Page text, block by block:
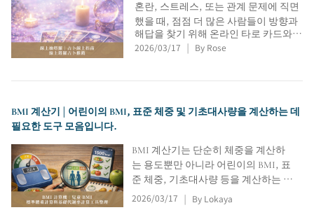
고, 각 도구의 특징과 적합 대상을 분석
하여 직장, 인간관계, 인생의 중요한 결
정을 내릴 때 더 나은 이해와 참고 자료
를 제공합니다.
혼란, 스트레스, 또는 관계 문제에 직면
했을 때, 점점 더 많은 사람들이 방향과
해답을 찾기 위해 온라인 타로 카드와
점술에 의존하고 있습니다. 이 글에서
스, 타로 학습 자료를 포함하여 여러 실
타로 카드 뽑기 도구를 추천합니다. 온
라인 점술의 특징과 삶에서 타로 카드의
털 점술 방법과 도구를 찾아 자아 발견
에 도움을 드리고자 합니다.
2026/03/17 By Rose
BMI 계산기 | 어린이의 BMI, 표준 체중 및 기초대사량을 계산하는 데
필요한 도구 모음입니다.
BMI 계산기는 단순히 체중을 계산하
는 용도뿐만 아니라 어린이의 BMI, 표
준 체중, 기초대사량 등을 계산하는 데
에도 사용할 수 있습니다. 이 글에서는
건강증진청, 헬로닥터, Calculator.net,
2026/03/17 By Lokaya